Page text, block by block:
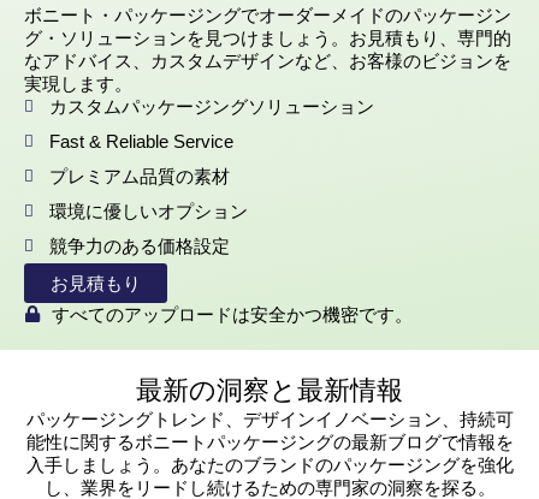
ある価格で提供します。
カスタム肩・首リジ
ッドボックスでブラ
ンド力アップ
ボニート・パッケージングのショルダー＆ネ
した、いつまでも印象に残るパッケージで
す。高級小売店、企業ギフト、独占的な製品
発表会など、パッケージングが必要かどうか
にかかわらず、私たちはあなたに最適なソリ
に、カスタムメイドのお見積もりをご希望の
方は、今すぐお問い合わせください！
ボニート・パッケージングでオーダーメイドのパッケージン
グ・ソリューションを見つけましょう。お見積もり、専門的
なアドバイス、カスタムデザインなど、お客様のビジョンを
実現します。
カスタムパッケージングソリューション
Fast & Reliable Service
プレミアム品質の素材
環境に優しいオプション
競争力のある価格設定
お見積もり
すべてのアップロードは安全かつ機密です。
最新の洞察と最新情報
パッケージングトレンド、デザインイノベーション、持続可
能性に関するボニートパッケージングの最新ブログで情報を
入手しましょう。あなたのブランドのパッケージングを強化
し、業界をリードし続けるための専門家の洞察を探る。